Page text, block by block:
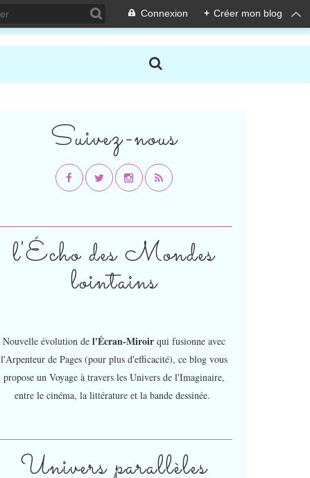
Connexion + Créer mon blog
Suivez-nous
Univers parallèles
l'Écho des Mondes
lointains
Nouvelle évolution de l'Écran-Miroir qui fusionne avec
l'Arpenteur de Pages (pour plus d'efficacité), ce blog vous
propose un Voyage à travers les Univers de l'Imaginaire,
entre le cinéma, la littérature et la bande dessinée.